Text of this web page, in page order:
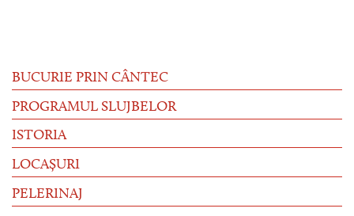
BUCURIE PRIN CÂNTEC
PROGRAMUL SLUJBELOR
ISTORIA
LOCAȘURI
PELERINAJ